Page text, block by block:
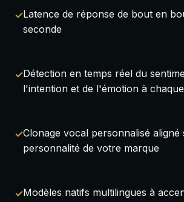
Latence de réponse de bout en
seconde
Détection en temps réel du
l'intention et de l'émotion à
Clonage vocal personnalisé aligné
personnalité de votre marque
Modèles natifs multilingues à